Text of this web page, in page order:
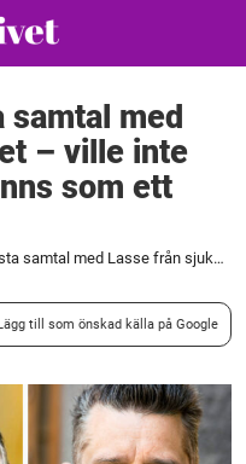
samtal med
– ville inte
som ett
Marcus Birros sista samtal med Lasse från sjukhuset – ville inte ge upp hoppet: ”Känns som ett rån”
till som önskad källa på Google